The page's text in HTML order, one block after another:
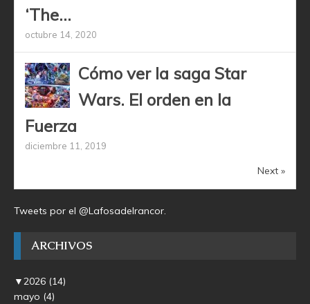
‘The...
octubre 14, 2020
Cómo ver la saga Star
Wars. El orden en la
Fuerza
diciembre 11, 2019
Next »
Tweets por el @Lafosadelrancor.
ARCHIVOS
▼2026 (14)
mayo (4)